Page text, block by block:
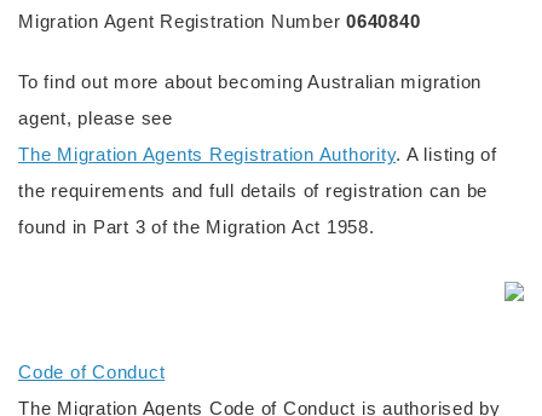
Migration Agent Registration Number 0640840
To find out more about becoming Australian migration
agent, please see
The Migration Agents Registration Authority. A listing of
the requirements and full details of registration can be
found in Part 3 of the Migration Act 1958.
Code of Conduct
The Migration Agents Code of Conduct is authorised by